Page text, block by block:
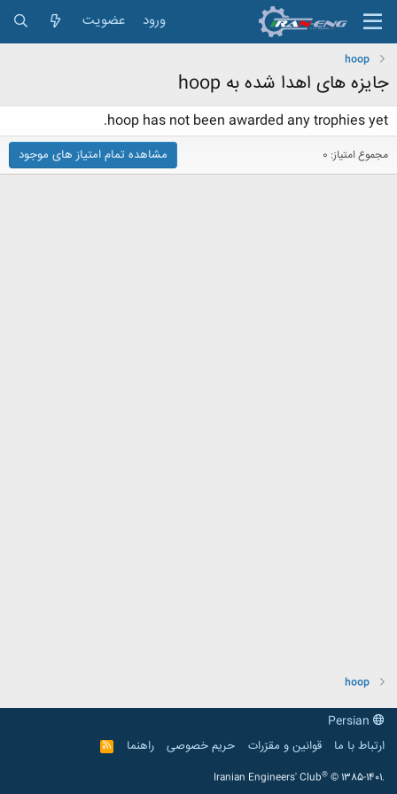
ورود عضویت
hoop
جایزه های اهدا شده به hoop
hoop has not been awarded any trophies yet.
مجموع امتیاز: 0 مشاهده تمام امتیاز های موجود
hoop
ارتباط با ما
قوانین و مقرّرات حریم خصوصی راهنما
R
S
Iranian Engineers' Club® © 1385-1401.